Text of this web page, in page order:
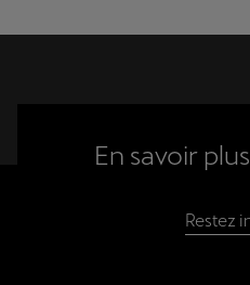
En savoir
Restez